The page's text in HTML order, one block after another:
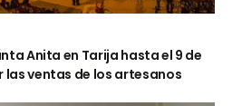
Anita en Tarija hasta el 9 de
ventas de los artesanos